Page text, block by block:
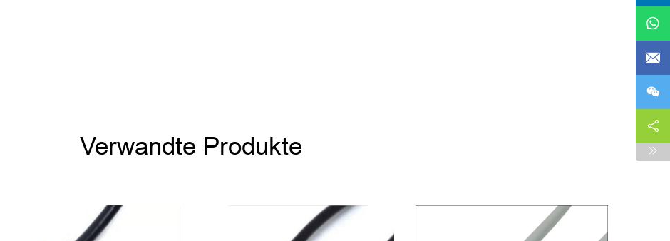
Verwandte Produkte